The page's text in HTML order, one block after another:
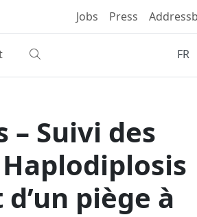
Jobs Press
FR
Suivi des
piège à